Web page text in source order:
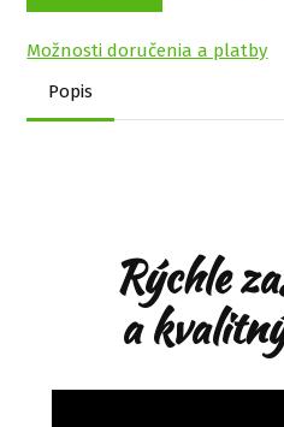
Možnosti doručenia a platby
Popis
Rýchle
a